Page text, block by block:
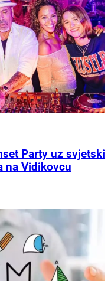
Party uz svjetski
na Vidikovcu